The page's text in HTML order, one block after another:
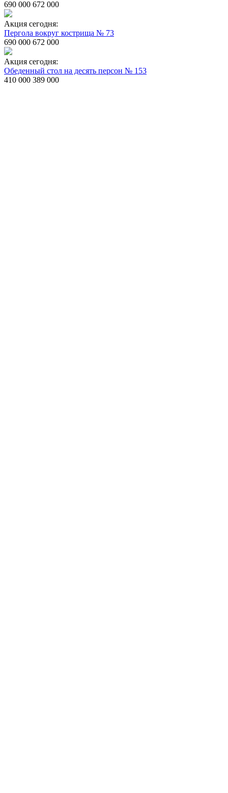
690 000 672 000
Акция сегодня:
Пергола вокруг кострища № 73
690 000 672 000
Акция сегодня:
Обеденный стол на десять персон № 153
410 000 389 000